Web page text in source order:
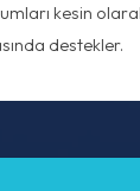
kesin
destekler.